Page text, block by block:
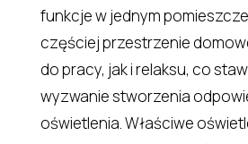
funkcje w jednym
częściej przestrzenie
do pracy, jak i relaksu, co
wyzwanie stworzenia
oświetlenia. Właściwe